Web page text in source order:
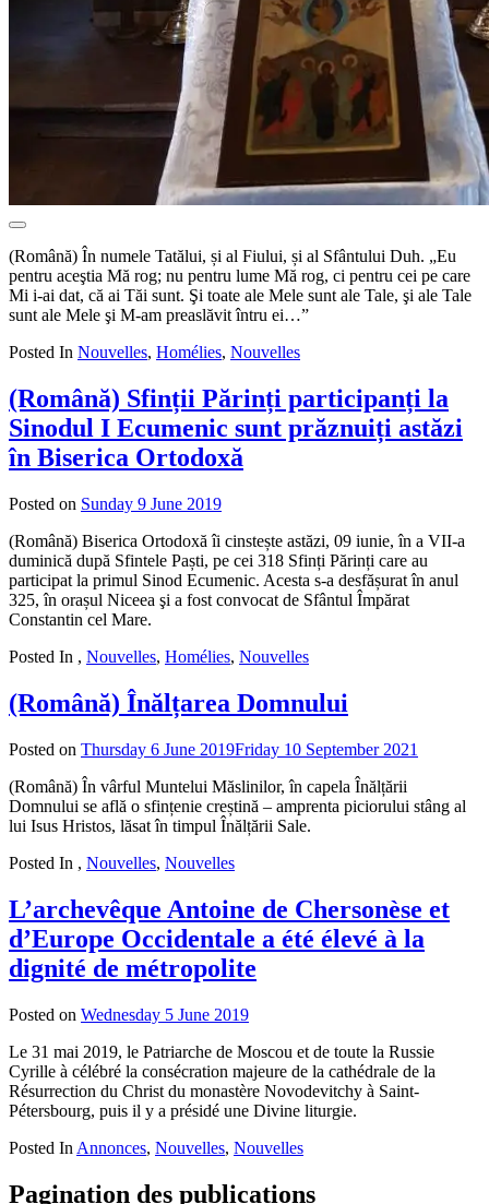
(Română) În numele Tatălui, și al Fiului, și al Sfântului Duh. „Eu
pentru aceştia Mă rog; nu pentru lume Mă rog, ci pentru cei pe care
Mi i-ai dat, că ai Tăi sunt. Şi toate ale Mele sunt ale Tale, şi ale Tale
sunt ale Mele şi M-am preaslăvit întru ei…”
Posted In Nouvelles, Homélies, Nouvelles
(Română) Sfinții Părinți participanți la
Sinodul I Ecumenic sunt prăznuiți astăzi
în Biserica Ortodoxă
Posted on Sunday 9 June 2019
(Română) Biserica Ortodoxă îi cinstește astăzi, 09 iunie, în a VII-a
duminică după Sfintele Paști, pe cei 318 Sfinți Părinți care au
participat la primul Sinod Ecumenic. Acesta s-a desfășurat în anul
325, în orașul Niceea şi a fost convocat de Sfântul Împărat
Constantin cel Mare.
Posted In , Nouvelles, Homélies, Nouvelles
(Română) Înălțarea Domnului
Posted on Thursday 6 June 2019Friday 10 September 2021
(Română) În vârful Muntelui Măslinilor, în capela Înălțării
Domnului se află o sfințenie creștină – amprenta piciorului stâng al
lui Isus Hristos, lăsat în timpul Înălțării Sale.
Posted In , Nouvelles, Nouvelles
L’archevêque Antoine de Chersonèse et
d’Europe Occidentale a été élevé à la
dignité de métropolite
Posted on Wednesday 5 June 2019
Le 31 mai 2019, le Patriarche de Moscou et de toute la Russie
Cyrille à célébré la consécration majeure de la cathédrale de la
Résurrection du Christ du monastère Novodevitchy à Saint-
Pétersbourg, puis il y a présidé une Divine liturgie.
Posted In Annonces, Nouvelles, Nouvelles
Pagination des publications